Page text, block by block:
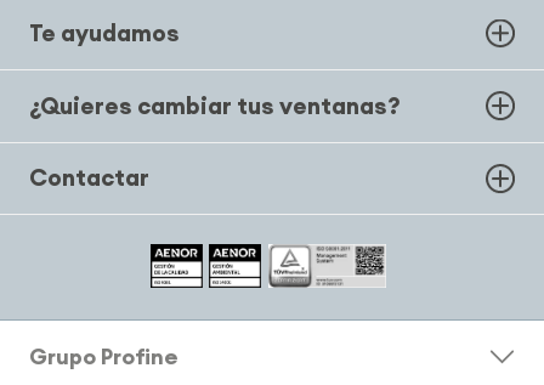
Te ayudamos
¿Quieres cambiar tus ventanas?
Contactar
Grupo Profine